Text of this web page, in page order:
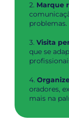
2. Marque
problemas.
3. Visita
que se
4.
oradores,
mais na